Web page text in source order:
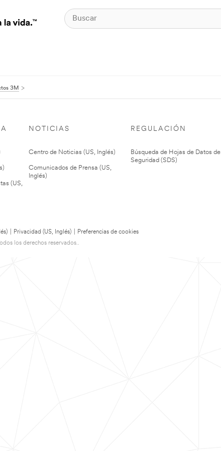
3M
(US,
NOTICIAS
Centro de Noticias (US, Inglés)
Comunicados de Prensa (US,
Inglés)
REGULACIÓN
Búsqueda de Hojas de Datos de
Seguridad (SDS)
Privacidad (US, Inglés)
Preferencias de cookies
los derechos reservados..